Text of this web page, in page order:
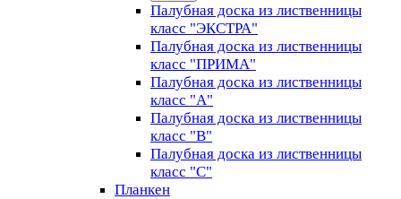
Палубная доска из лиственницы
класс "ЭКСТРА"
Палубная доска из лиственницы
класс "ПРИМА"
Палубная доска из лиственницы
класс "А"
Палубная доска из лиственницы
класс "B"
Палубная доска из лиственницы
класс "C"
Планкен